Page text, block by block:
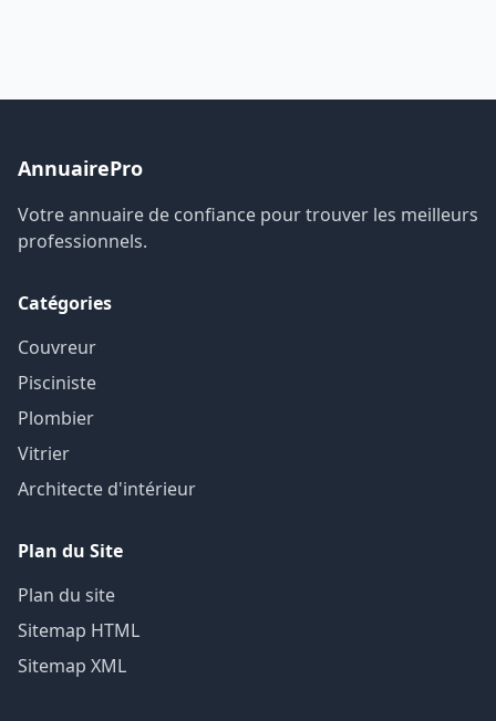
AnnuairePro
Votre annuaire de confiance pour trouver les meilleurs
professionnels.
Catégories
Couvreur
Pisciniste
Plombier
Vitrier
Architecte d'intérieur
Plan du Site
Plan du site
Sitemap HTML
Sitemap XML